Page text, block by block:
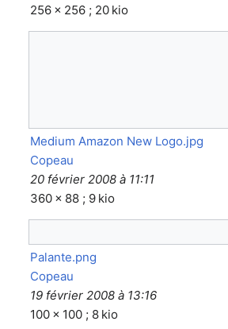
256 × 256 ; 20 kio
Medium Amazon New Logo.jpg
Copeau
20 février 2008 à 11:11
360 × 88 ; 9 kio
Palante.png
Copeau
19 février 2008 à 13:16
100 × 100 ; 8 kio